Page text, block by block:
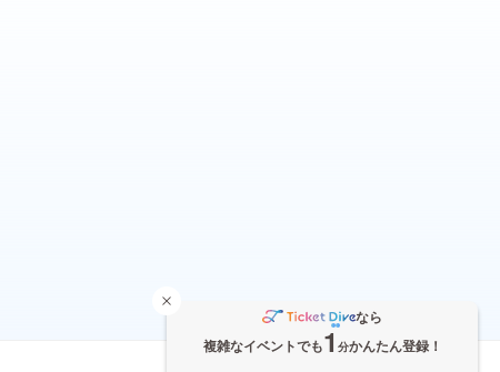
なら
複雑なイベントでも1 分かんたん登録！